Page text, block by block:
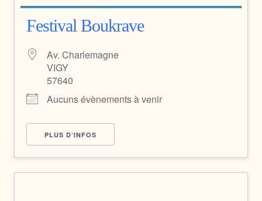
Festival Boukrave
Av. Charlemagne
VIGY
57640
Aucuns évènements à venir
PLUS D’INFOS